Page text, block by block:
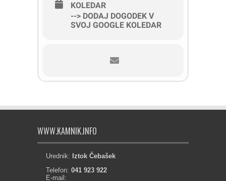
KOLEDAR
--> DODAJ DOGODEK V
SVOJ GOOGLE KOLEDAR
WWW.KAMNIK.INFO
Urednik: Iztok Čebašek
Telefon: 041 923 922
E-mail: